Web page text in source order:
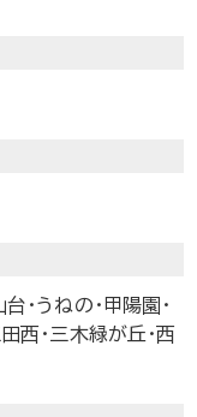
・うねの・甲陽園・
田西・三木緑が丘・西